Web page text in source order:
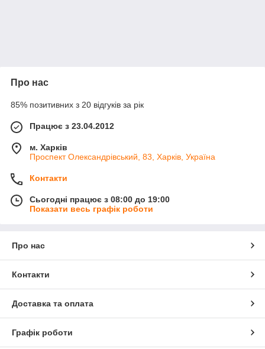
Про нас
85% позитивних з 20 відгуків за рік
Працює з 23.04.2012
м. Харків
Проспект Олександрівський, 83, Харків, Україна
Контакти
Сьогодні працює з 08:00 до 19:00
Показати весь графік роботи
Про нас
Контакти
Доставка та оплата
Графік роботи